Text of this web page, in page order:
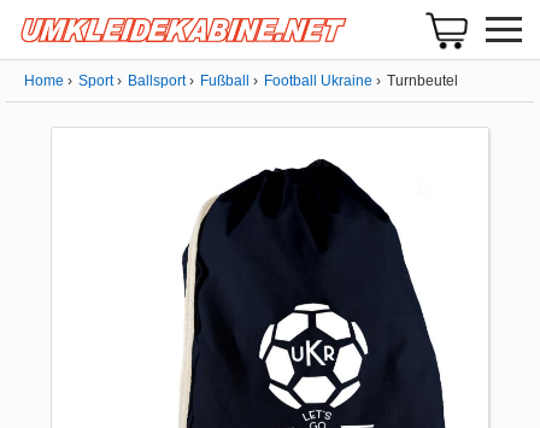
Home Sport Ballsport Fußball Football Ukraine Turnbeutel